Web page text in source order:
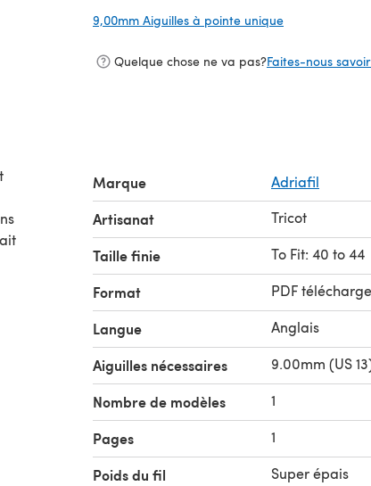
9,00mm Aiguilles à pointe unique
Quelque chose ne va pas?Faites-nous
Marque Adriafil
Artisanat Tricot
Taille finie To Fit: 40 to 44
Format PDF
Langue Anglais
Aiguilles nécessaires 9.00mm (US
Nombre de modèles 1
Pages 1
Poids du fil Super épais